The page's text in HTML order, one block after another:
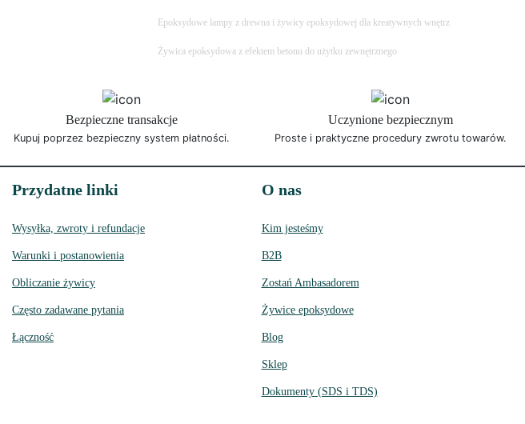
Epoksydowe lampy z drewna i żywicy epoksydowej dla kreatywnych wnętrz
Żywica epoksydowa z efektem betonu do użytku zewnętrznego
Bezpieczne transakcje
Kupuj poprzez bezpieczny system płatności.
Uczynione bezpiecznym
Proste i praktyczne procedury zwrotu towarów.
Przydatne linki
Wysyłka, zwroty i refundacje
Warunki i postanowienia
Obliczanie żywicy
Często zadawane pytania
Łączność
O nas
Kim jesteśmy
B2B
Zostań Ambasadorem
Żywice epoksydowe
Blog
Sklep
Dokumenty (SDS i TDS)